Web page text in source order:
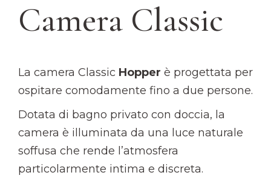
Camera Classic
La camera Classic Hopper è progettata per
ospitare comodamente fino a due persone.
Dotata di bagno privato con doccia, la
camera è illuminata da una luce naturale
soffusa che rende l’atmosfera
particolarmente intima e discreta.